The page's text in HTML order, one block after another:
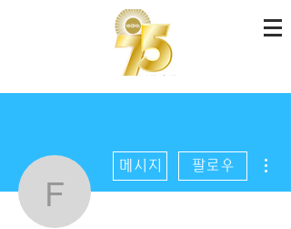
fifacw
메시지 팔로우